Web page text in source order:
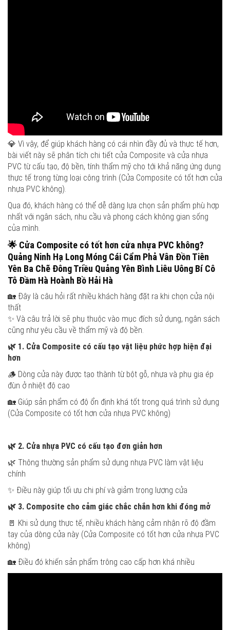
💎 Vì vậy, để giúp khách hàng có cái nhìn đầy đủ và thực tế hơn,
bài viết này sẽ phân tích chi tiết cửa Composite và cửa nhựa
PVC từ cấu tạo, độ bền, tính thẩm mỹ cho tới khả năng ứng dụng
thực tế trong từng loại công trình (Cửa Composite có tốt hơn cửa
nhựa PVC không).
Qua đó, khách hàng có thể dễ dàng lựa chọn sản phẩm phù hợp
nhất với ngân sách, nhu cầu và phong cách không gian sống
của mình.
🌟 Cửa Composite có tốt hơn cửa nhựa PVC không?
Quảng Ninh Hạ Long Móng Cái Cẩm Phả Vân Đồn Tiên
Yên Ba Chẽ Đông Triều Quảng Yên Bình Liêu Uông Bí Cô
Tô Đầm Hà Hoành Bồ Hải Hà
🏡 Đây là câu hỏi rất nhiều khách hàng đặt ra khi chọn cửa nội
thất
✨ Và câu trả lời sẽ phụ thuộc vào mục đích sử dụng, ngân sách
cũng như yêu cầu về thẩm mỹ và độ bền.
🌿 1. Cửa Composite có cấu tạo vật liệu phức hợp hiện đại
hơn
🪵 Dòng cửa này được tạo thành từ bột gỗ, nhựa và phụ gia ép
đùn ở nhiệt độ cao
🏡 Giúp sản phẩm có độ ổn định khá tốt trong quá trình sử dụng
(Cửa Composite có tốt hơn cửa nhựa PVC không)
🌿 2. Cửa nhựa PVC có cấu tạo đơn giản hơn
🌿 Thông thường sản phẩm sử dụng nhựa PVC làm vật liệu
chính
✨ Điều này giúp tối ưu chi phí và giảm trọng lượng cửa
🌿 3. Composite cho cảm giác chắc chắn hơn khi đóng mở
🚪 Khi sử dụng thực tế, nhiều khách hàng cảm nhận rõ độ đầm
tay của dòng cửa này (Cửa Composite có tốt hơn cửa nhựa PVC
không)
🏡 Điều đó khiến sản phẩm trông cao cấp hơn khá nhiều